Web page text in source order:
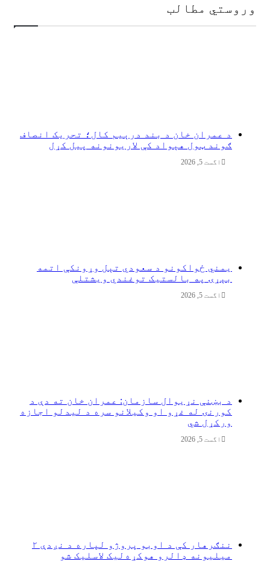
وروستي مطالب
د عمران خان د بند درېیم کال؛ تحریک انصاف
ګوند ټول هېواد کې لاریونونه پیل کړل
اگست 5, 2026
یمني ځواکونو د سعودي تېل وړونکې اتمه
بېړۍ په بالستیک توغندي ویشتلې
اگست 5, 2026
د بښنې نړیوال سازمان: عمران خان ته دې د
کورنۍ له غړو او وکیلانو سره د لیدلو اجازه
ورکړل شي
اگست 5, 2026
ننګرهار کې د اوبو پروژو لپاره د نږدې ۲
میلیونه ډالرو هوکړه‌لیک لاسلیک شو